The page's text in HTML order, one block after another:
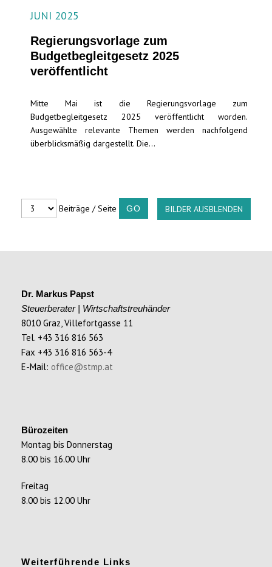
JUNI 2025
Regierungsvorlage zum
Budgetbegleitgesetz 2025
veröffentlicht
Mitte Mai ist die Regierungsvorlage zum
Budgetbegleitgesetz 2025 veröffentlicht worden.
Ausgewählte relevante Themen werden nachfolgend
überblicksmäßig dargestellt. Die...
Beiträge / Seite BILDER AUSBLENDEN
Dr. Markus Papst
Steuerberater | Wirtschaftstreuhänder
8010 Graz, Villefortgasse 11
Tel. +43 316 816 563
Fax +43 316 816 563-4
E-Mail: office@stmp.at
Bürozeiten
Montag bis Donnerstag
8.00 bis 16.00 Uhr
Freitag
8.00 bis 12.00 Uhr
Weiterführende Links